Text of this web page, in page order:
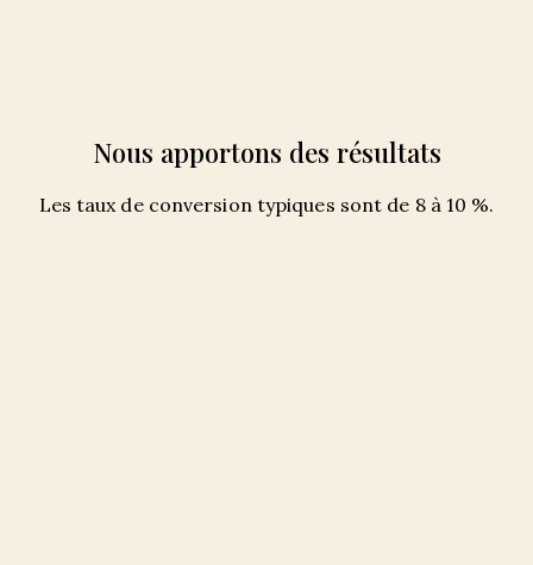
Nous apportons des résultats
Les taux de conversion typiques sont de 8 à 10 %.